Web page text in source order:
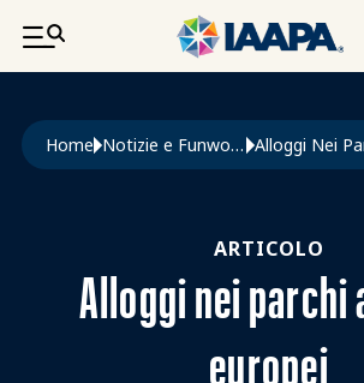
SALTA AL CONTENUTO
Briciole di pane
Home Notizie e Funworld
ARTICOLO
Alloggi nei parchi
europei